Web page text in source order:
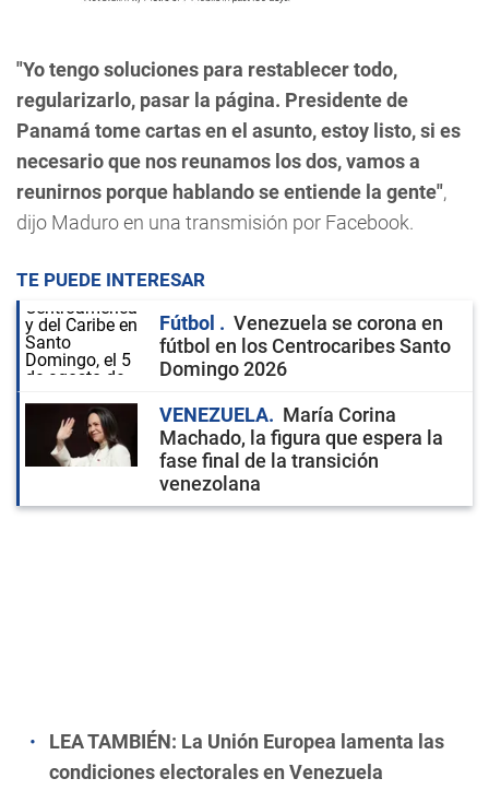
"Yo tengo soluciones para restablecer todo,
regularizarlo, pasar la página. Presidente de
Panamá tome cartas en el asunto, estoy listo, si es
necesario que nos reunamos los dos, vamos a
reunirnos porque hablando se entiende la gente",
dijo Maduro en una transmisión por Facebook.
TE PUEDE INTERESAR
Fútbol
Venezuela se corona en
fútbol en los Centrocaribes Santo
Domingo 2026
VENEZUELA
María Corina
Machado, la figura que espera la
fase final de la transición
venezolana
LEA TAMBIÉN: La Unión Europea lamenta las
condiciones electorales en Venezuela